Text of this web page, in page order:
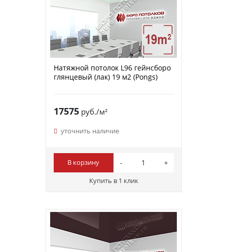
Натяжной потолок L96 гейнсборо
глянцевый (лак) 19 м2 (Pongs)
17575руб./м²
уточнить наличие
В корзину
Купить в 1 клик